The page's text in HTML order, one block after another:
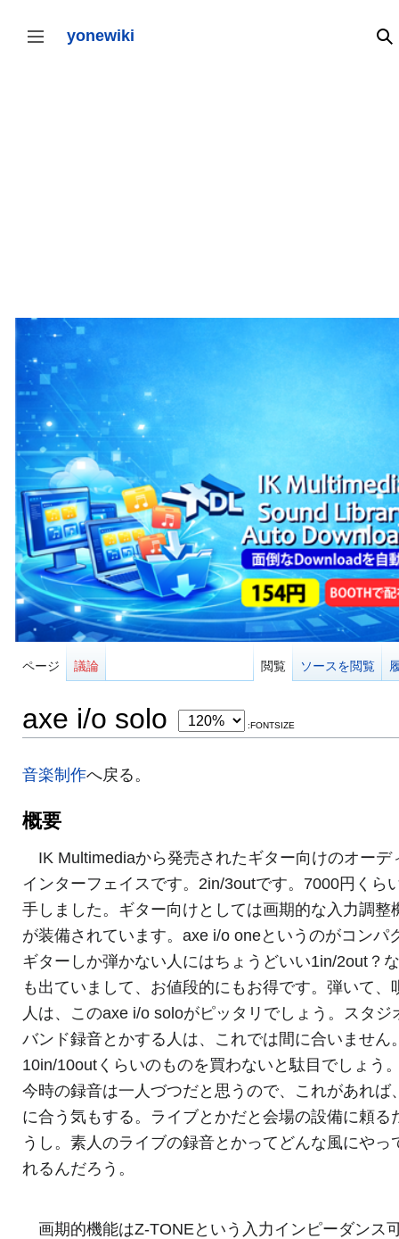
ン
サイドバーの切り替え yonewiki 検
ページ 議論 閲覧 ソースを閲覧
axe i/o solo :FONTSIZE
音楽制作へ戻る。
概要
IK Multimediaから発売されたギター向けのオーデ
インターフェイスです。2in/3outです。7000円くら
手しました。ギター向けとしては画期的な入力調整
が装備されています。axe i/o oneというのがコンパ
ギターしか弾かない人にはちょうどいい1in/2out？
も出ていまして、お値段的にもお得です。弾いて、
人は、このaxe i/o soloがピッタリでしょう。スタジ
バンド録音とかする人は、これでは間に合いません
10in/10outくらいのものを買わないと駄目でしょう
今時の録音は一人づつだと思うので、これがあれば
に合う気もする。ライブとかだと会場の設備に頼る
うし。素人のライブの録音とかってどんな風にやっ
れるんだろう。
画期的機能はZ-TONEという入力インピーダンス